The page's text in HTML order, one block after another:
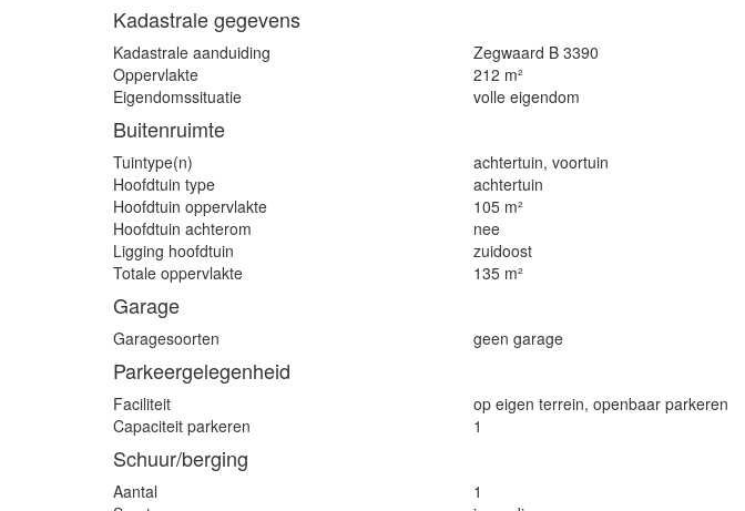
Kadastrale gegevens
Kadastrale aanduiding
Zegwaard B 3390
Oppervlakte
212 m²
Eigendomssituatie
volle eigendom
Buitenruimte
Tuintype(n)
achtertuin, voortuin
Hoofdtuin type
achtertuin
Hoofdtuin oppervlakte
105 m²
Hoofdtuin achterom
nee
Ligging hoofdtuin
zuidoost
Totale oppervlakte
135 m²
Garage
Garagesoorten geen garage
Parkeergelegenheid
Faciliteit
op eigen terrein, openbaar parkeren
Capaciteit parkeren
1
Schuur/berging
Aantal
1